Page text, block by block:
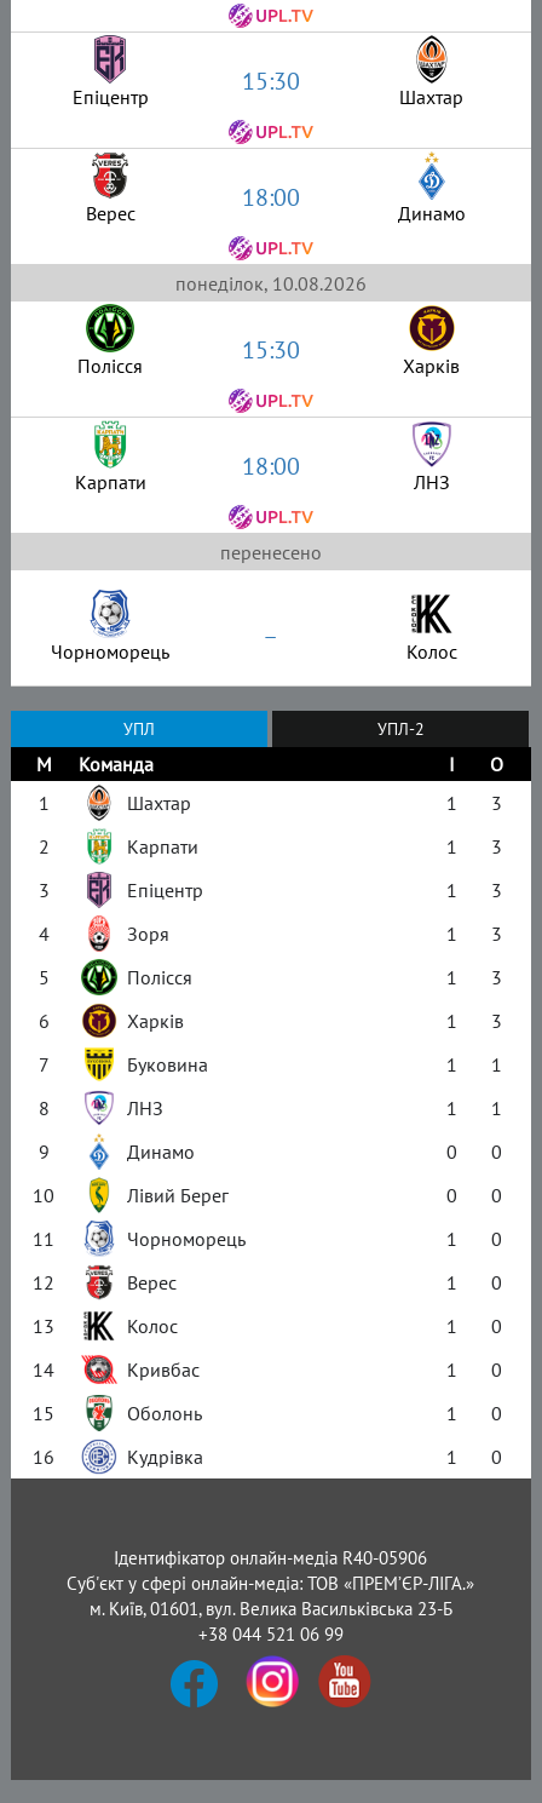
Епіцентр 15:30 Шахтар
Верес 18:00 Динамо
понеділок, 10.08.2026
Полісся 15:30 Харків
Карпати 18:00 ЛНЗ
перенесено
Чорноморець – Колос
УПЛ УПЛ-2
М Команда І
О
1
Шахтар 1
3
2
Карпати 1
3
3
Епіцентр 1
3
4
Зоря 1
3
5
Полісся 1
3
6
Харків 1
3
7
Буковина 1
1
8
ЛНЗ 1
1
9
Динамо 0
0
10
Лівий Берег 0
0
11
Чорноморець 1
0
12
Верес 1
0
13
Колос 1
0
14
Кривбас 1
0
15
Оболонь 1
0
16
Кудрівка 1 0
Ідентифікатор онлайн-медіа R40-05906
Суб'єкт у сфері онлайн-медіа: ТОВ «ПРЕМ’ЄР-ЛІГА.»
м. Київ, 01601, вул. Велика Васильківська 23-Б
+38 044 521 06 99